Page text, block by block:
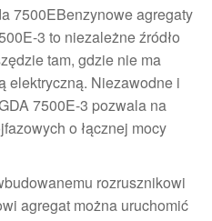
7500EBenzynowe agregaty
3 to niezależne źródło
tam, gdzie nie ma
elektryczną. Niezawodne i
7500E-3 pozwala na
o łącznej mocy
rozrusznikowi
agregat można uruchomić